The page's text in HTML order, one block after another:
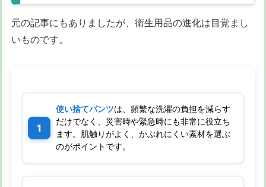
元の記事にもありましたが、衛生用品の進化は目覚まし
いものです。
使い捨てパンツは、頻繁な洗濯の負担を減らす
だけでなく、災害時や緊急時にも非常に役立ち
ます。肌触りがよく、かぶれにくい素材を選ぶ
のがポイントです。